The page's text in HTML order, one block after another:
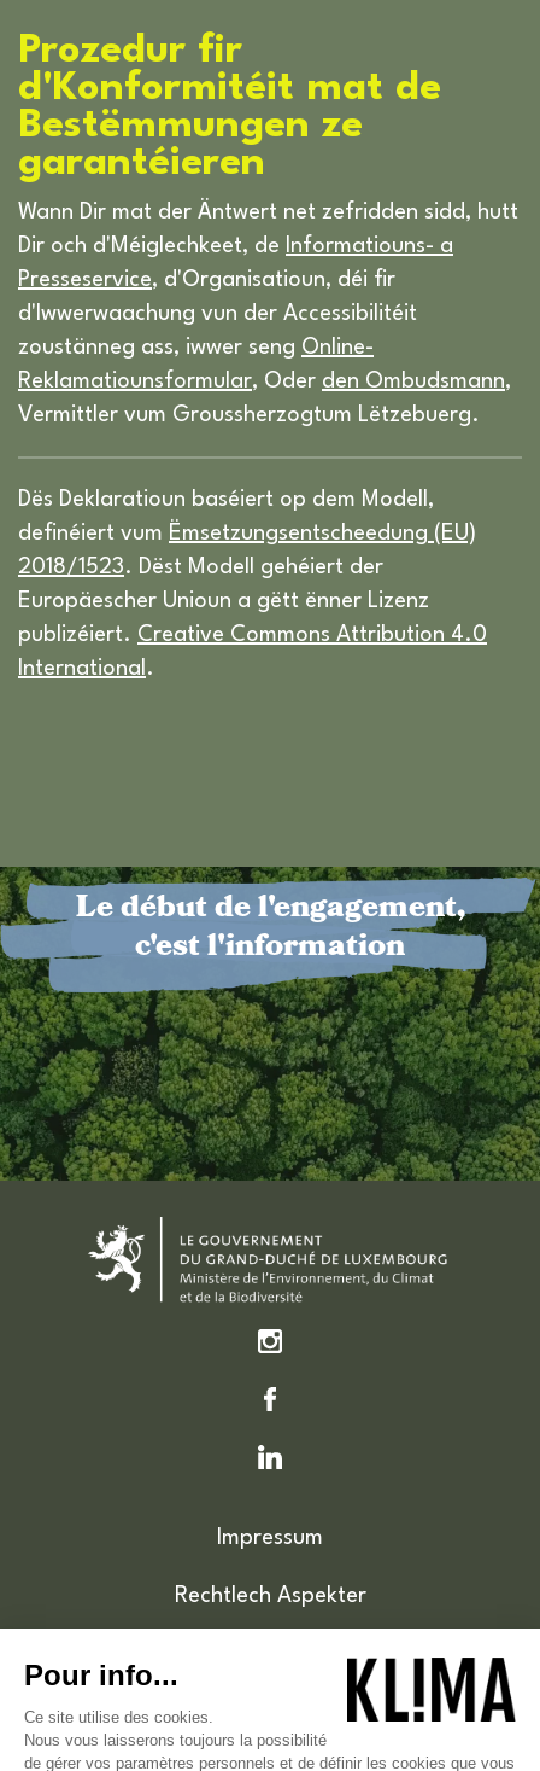
Prozedur fir
d'Konformitéit mat de
Bestëmmungen ze
garantéieren
Wann Dir mat der Äntwert net zefridden sidd, hutt
Dir och d'Méiglechkeet, de
Informatiouns- a
Presseservice, d'Organisatioun, déi fir
d'Iwwerwaachung vun der Accessibilitéit
zoustänneg ass, iwwer seng Online-
Reklamatiounsformular, Oder den Ombudsmann,
Vermittler vum Groussherzogtum Lëtzebuerg.
Dës Deklaratioun baséiert op dem Modell,
definéiert vum Ëmsetzungsentscheedung (EU)
2018/1523. Dëst Modell gehéiert der
Europäescher Unioun a gëtt ënner Lizenz
publizéiert. Creative Commons Attribution 4.0
International .
Le début de l'engagement,
c'est l'information
Impressum
Rechtlech Aspekter
Zougänglechkeet